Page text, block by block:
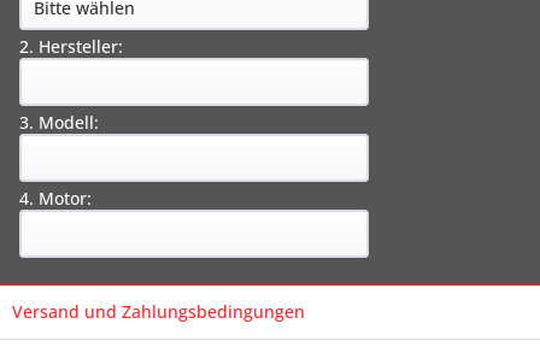
2. Hersteller:
3. Modell:
4. Motor:
Versand und Zahlungsbedingungen